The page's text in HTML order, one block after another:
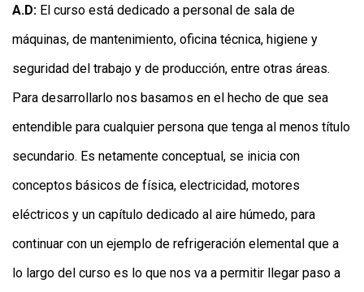
A.D: El curso está dedicado a personal de sala de
máquinas, de mantenimiento, oficina técnica, higiene y
seguridad del trabajo y de producción, entre otras áreas.
Para desarrollarlo nos basamos en el hecho de que sea
entendible para cualquier persona que tenga al menos título
secundario. Es netamente conceptual, se inicia con
conceptos básicos de física, electricidad, motores
eléctricos y un capítulo dedicado al aire húmedo, para
continuar con un ejemplo de refrigeración elemental que a
lo largo del curso es lo que nos va a permitir llegar paso a